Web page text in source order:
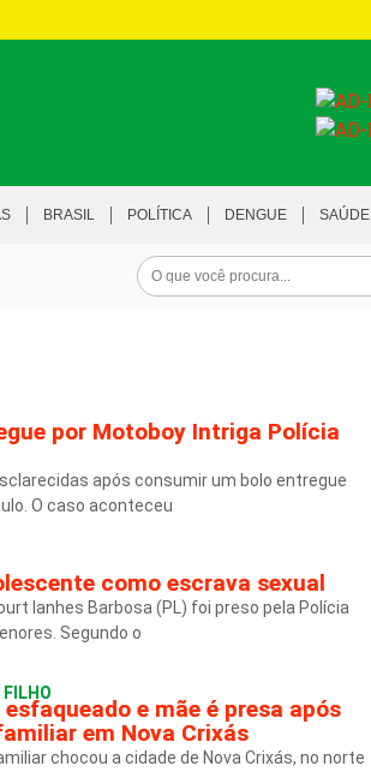
BRASIL POLÍTICA DENGUE SAÚDE
por Motoboy Intriga Polícia
após consumir um bolo entregue
O caso aconteceu
como escrava sexual
Ianhes Barbosa (PL) foi preso pela Polícia
Segundo o
FILHO
e mãe é presa após
em Nova Crixás
chocou a cidade de Nova Crixás, no norte